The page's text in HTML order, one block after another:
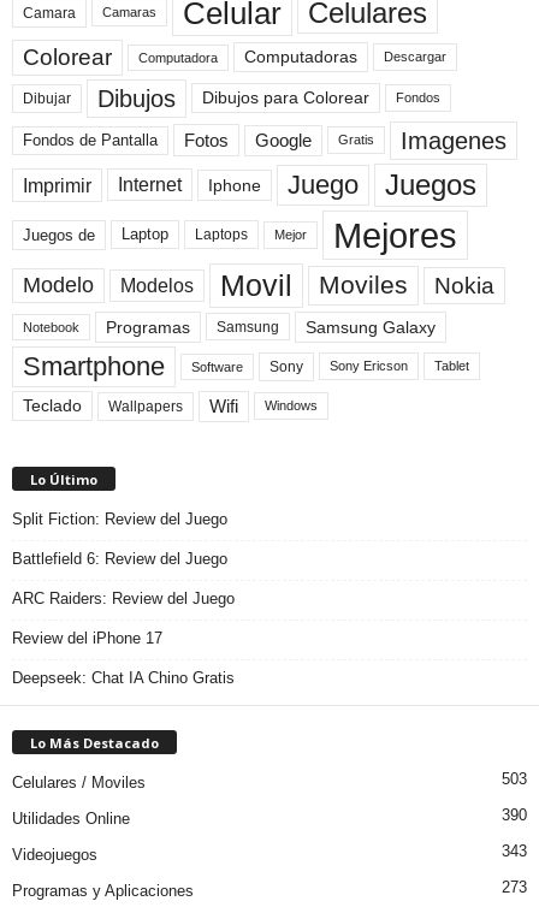
Camara Camaras Celular Celulares
Colorear Computadora Computadoras Descargar
Dibujar Dibujos Dibujos para Colorear Fondos
Fondos de Pantalla Fotos Google Gratis Imagenes
Imprimir Internet Iphone Juego Juegos
Juegos de Laptop Laptops Mejor Mejores
Modelo Modelos Movil Moviles Nokia
Notebook Programas Samsung Samsung Galaxy
Smartphone Software Sony Sony Ericson Tablet
Teclado Wallpapers Wifi Windows
Lo Último
Split Fiction: Review del Juego
Battlefield 6: Review del Juego
ARC Raiders: Review del Juego
Review del iPhone 17
Deepseek: Chat IA Chino Gratis
Lo Más Destacado
Celulares / Moviles 503
Utilidades Online 390
Videojuegos 343
Programas y Aplicaciones 273